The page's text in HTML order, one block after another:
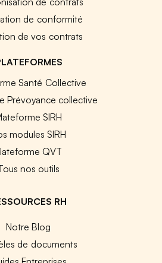
de conformité
de vos contrats
Santé Collective
Prévoyance collective
SIRH
modules SIRH
QVT
nos outils
RH
Notre Blog
de documents